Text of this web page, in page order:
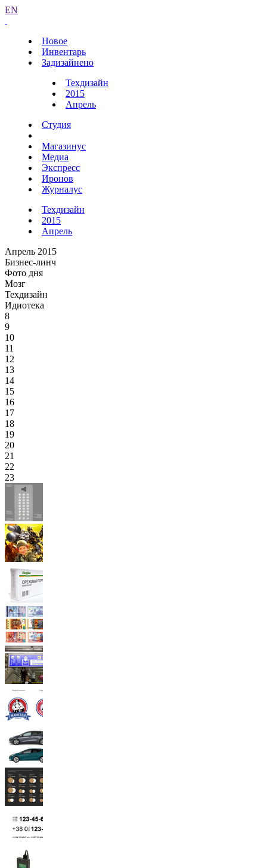
EN
Новое
Инвентарь
Задизайнено
Техдизайн
2015
Апрель
Студия
Магазинус
Медиа
Экспресс
Иронов
Журналус
Техдизайн
2015
Апрель
Апрель 2015
Бизнес-линч
Фото дня
Мозг
Техдизайн
Идиотека
8
9
10
11
12
13
14
15
16
17
18
19
20
21
22
23